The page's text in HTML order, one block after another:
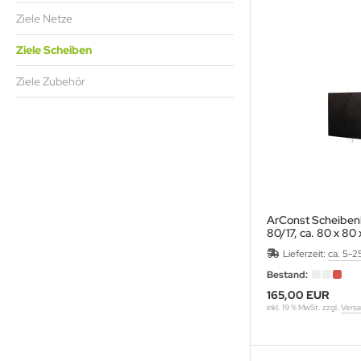
Ziele Netze
Ziele Scheiben
Ziele Zubehör
ArConst
80/17, ca. 80 x 80
Lieferzeit: ca. 5-
Bestand:
165,00 EUR
inkl. 19 % MwSt. zzgl.
Spitzen